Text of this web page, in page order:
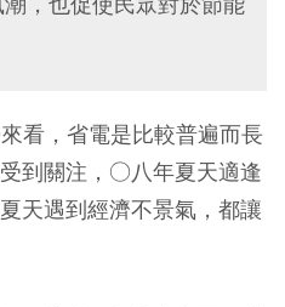
看，省電是比較普遍而長
到關注，○八年夏天適逢
天遇到經濟不景氣，都讓